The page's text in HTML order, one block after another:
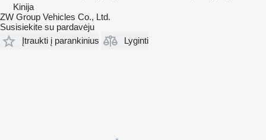
Kinija
ZW Group Vehicles Co., Ltd.
Susisiekite su pardavėju
Įtraukti į parankinius
Lyginti